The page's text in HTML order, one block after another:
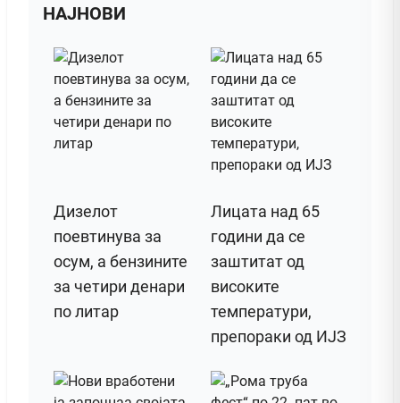
НАЈНОВИ
Дизелот
поeвтинува за
осум, а бензините
за четири денари
по литар
Лицата над 65
години да се
заштитат од
високите
температури,
препораки од ИЈЗ